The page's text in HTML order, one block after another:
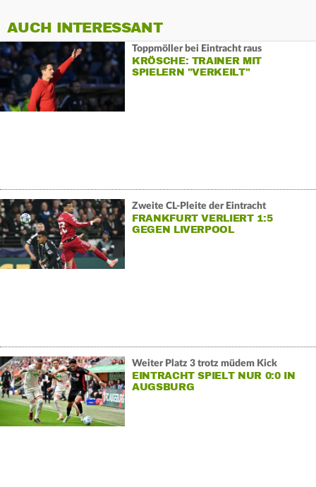
AUCH INTERESSANT
Toppmöller bei Eintracht raus
KRÖSCHE: TRAINER MIT
SPIELERN "VERKEILT"
Zweite CL-Pleite der Eintracht
FRANKFURT VERLIERT 1:5
GEGEN LIVERPOOL
Weiter Platz 3 trotz müdem Kick
EINTRACHT SPIELT NUR 0:0 IN
AUGSBURG